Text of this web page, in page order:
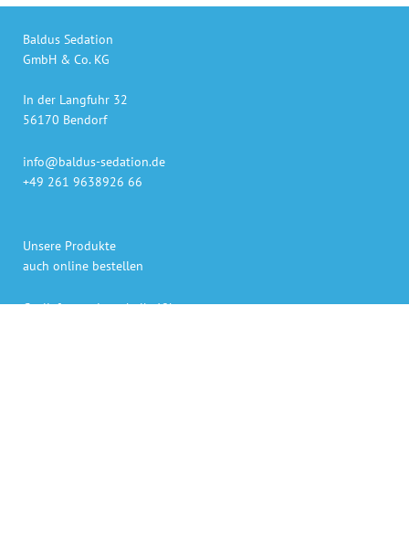
Baldus Sedation
GmbH & Co. KG
In der Langfuhr 32
56170 Bendorf
info@baldus-sedation.de
+49 261 9638926 66
Unsere Produkte
auch online bestellen
Gaslieferung innerhalb 48h